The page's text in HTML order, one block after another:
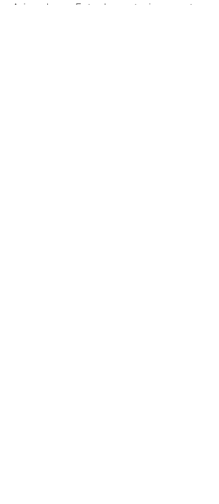
Aricanduva - Entrada e estacionamento